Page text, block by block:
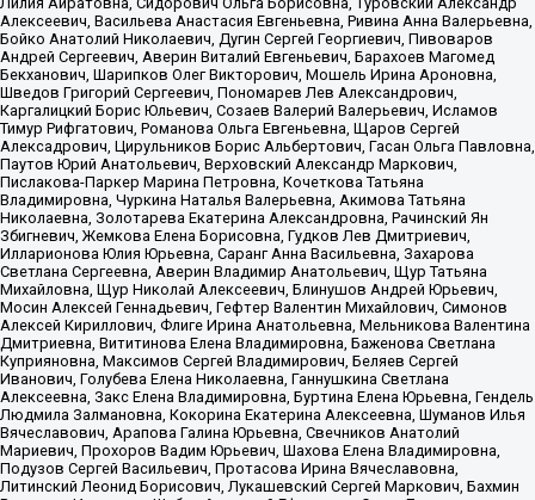
Алексеевич, Васильева Анастасия Евгеньевна, Ривина Анна Валерьевна,
Бойко Анатолий Николаевич, Дугин Сергей Георгиевич, Пивоваров
Андрей Сергеевич, Аверин Виталий Евгеньевич, Барахоев Магомед
Бекханович, Шарипков Олег Викторович, Мошель Ирина Ароновна,
Шведов Григорий Сергеевич, Пономарев Лев Александрович,
Каргалицкий Борис Юльевич, Созаев Валерий Валерьевич, Исламов
Тимур Рифгатович, Романова Ольга Евгеньевна, Щаров Сергей
Алексадрович, Цирульников Борис Альбертович, Гасан Ольга Павловна,
Паутов Юрий Анатольевич, Верховский Александр Маркович,
Пислакова-Паркер Марина Петровна, Кочеткова Татьяна
Владимировна, Чуркина Наталья Валерьевна, Акимова Татьяна
Николаевна, Золотарева Екатерина Александровна, Рачинский Ян
Збигневич, Жемкова Елена Борисовна, Гудков Лев Дмитриевич,
Илларионова Юлия Юрьевна, Саранг Анна Васильевна, Захарова
Светлана Сергеевна, Аверин Владимир Анатольевич, Щур Татьяна
Михайловна, Щур Николай Алексеевич, Блинушов Андрей Юрьевич,
Мосин Алексей Геннадьевич, Гефтер Валентин Михайлович, Симонов
Алексей Кириллович, Флиге Ирина Анатольевна, Мельникова Валентина
Дмитриевна, Вититинова Елена Владимировна, Баженова Светлана
Куприяновна, Максимов Сергей Владимирович, Беляев Сергей
Иванович, Голубева Елена Николаевна, Ганнушкина Светлана
Алексеевна, Закс Елена Владимировна, Буртина Елена Юрьевна, Гендель
Людмила Залмановна, Кокорина Екатерина Алексеевна, Шуманов Илья
Вячеславович, Арапова Галина Юрьевна, Свечников Анатолий
Мариевич, Прохоров Вадим Юрьевич, Шахова Елена Владимировна,
Подузов Сергей Васильевич, Протасова Ирина Вячеславовна,
Литинский Леонид Борисович, Лукашевский Сергей Маркович, Бахмин